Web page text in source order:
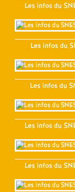
Les infos du
Les infos du
Les infos du
Les infos du
Les infos du